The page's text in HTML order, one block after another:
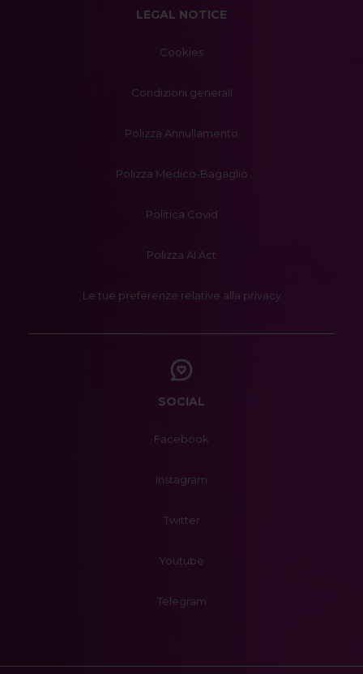
LEGAL NOTICE
Cookies
Condizioni generali
Polizza Annullamento
Polizza Medico-Bagaglio
Politica Covid
Polizza AI Act
Le tue preferenze relative alla privacy
SOCIAL
Facebook
Instagram
Twitter
Youtube
Telegram